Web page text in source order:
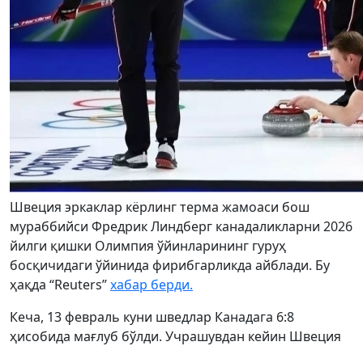
Швеция эркаклар кёрлинг терма жамоаси бош
мураббийси Фредрик Линдберг канадаликларни 2026
йилги қишки Олимпия ўйинларининг гуруҳ
босқичидаги ўйинида фирибгарликда айблади. Бу
ҳақда “Reuters”хабар берди.
Кеча, 13 февраль куни шведлар Канадага 6:8
ҳисобида мағлуб бўлди. Учрашувдан кейин Швеция